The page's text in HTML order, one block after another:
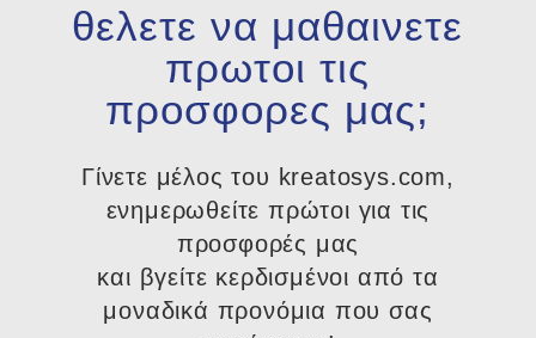
θελετε να μαθαινετε
πρωτοι τις
προσφορες μας;
Γίνετε μέλος του kreatosys.com,
ενημερωθείτε πρώτοι για τις
προσφορές μας
και βγείτε κερδισμένοι από τα
μοναδικά προνόμια που σας